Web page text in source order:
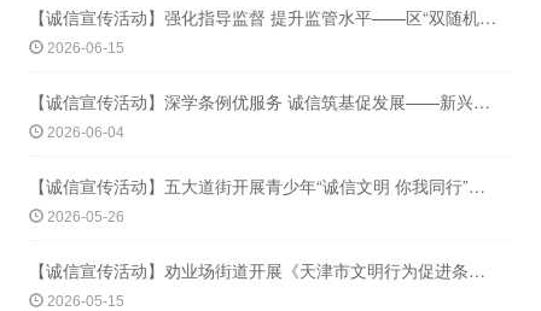
【诚信宣传活动】强化指导监督 提升监管水平——区“双随机、一公开”监管暨推动
2026-06-15
【诚信宣传活动】深学条例优服务 诚信筑基促发展——新兴街道开展市场经济诚信建设
2026-06-04
【诚信宣传活动】五大道街开展青少年“诚信文明 你我同行”主题活动
2026-05-26
【诚信宣传活动】劝业场街道开展《天津市文明行为促进条例》宣传活动
2026-05-15